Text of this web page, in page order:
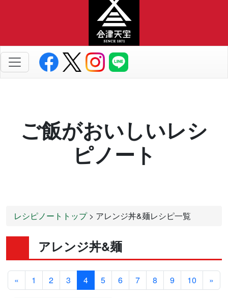
ご飯がおいしいレシ
ピノート
レシピノートトップ> アレンジ丼&麺レシピ一覧
アレンジ丼&麺
« 1 2 3 4 5 6 7 8 9 10 »